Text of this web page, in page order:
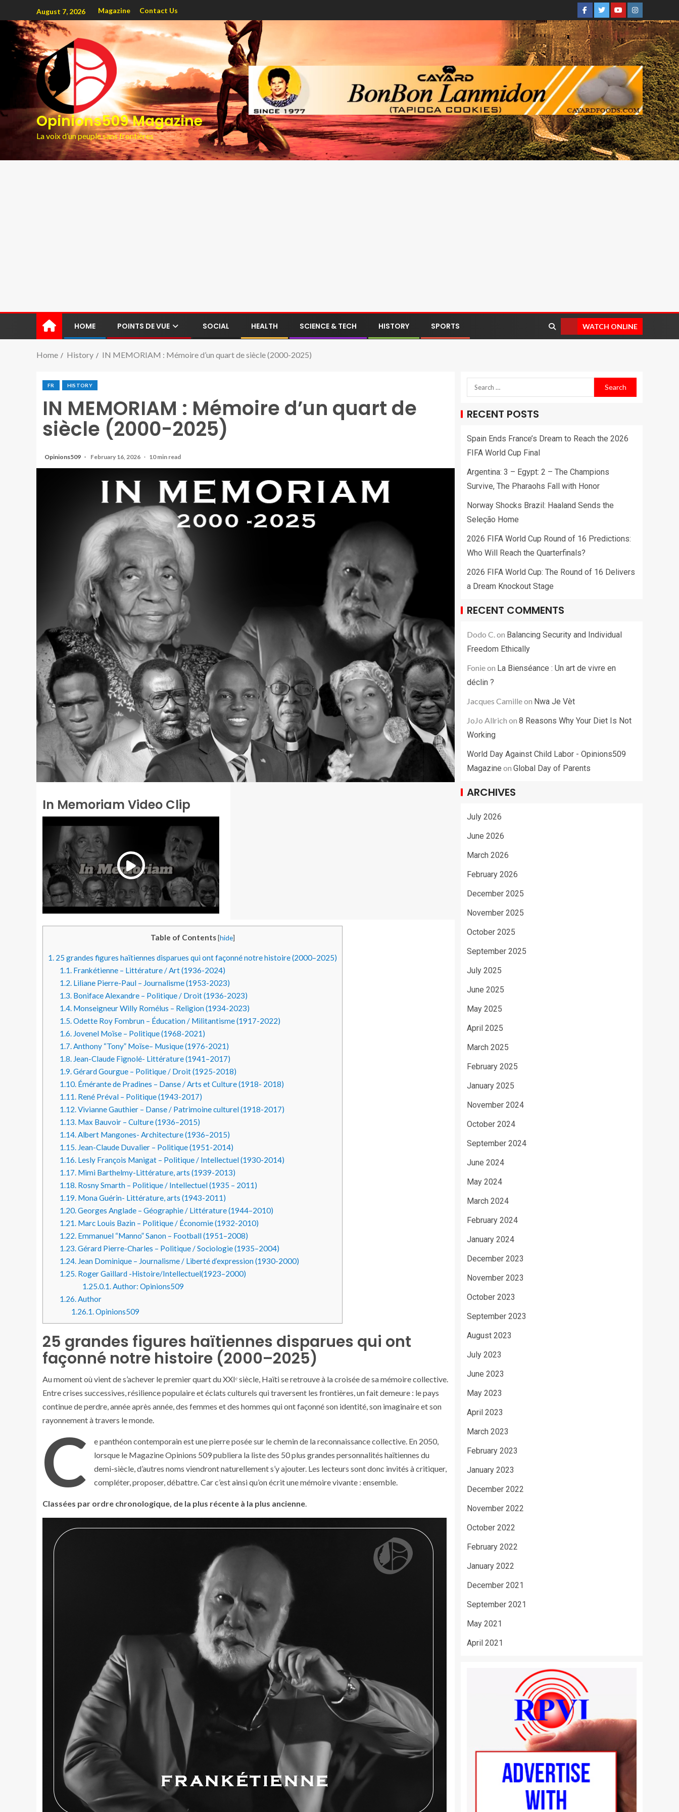
August 7, 2026 Magazine Contact Us
Opinions509 Magazine
La voix d’un peuple sans frontières
HOME POINTS DE VUE SOCIAL HEALTH SCIENCE & TECH HISTORY SPORTS WATCH ONLINE
Home History IN MEMORIAM : Mémoire d’un quart de siècle (2000-2025)
FR HISTORY
IN MEMORIAM : Mémoire d’un quart de
siècle (2000-2025)
Opinions509 February 16, 2026 10 min read
In Memoriam Video Clip
Table of Contents [hide]
1. 25 grandes figures haïtiennes disparues qui ont façonné notre histoire (2000–2025)
1.1.Frankétienne – Littérature / Art (1936-2024)
1.2.Liliane Pierre-Paul – Journalisme (1953-2023)
1.3.Boniface Alexandre – Politique / Droit (1936-2023)
1.4.Monseigneur Willy Romélus – Religion (1934-2023)
1.5.Odette Roy Fombrun – Éducation / Militantisme (1917-2022)
1.6.Jovenel Moïse – Politique (1968-2021)
1.7.Anthony “Tony” Moïse– Musique (1976-2021)
1.8.Jean-Claude Fignolé- Littérature (1941–2017)
1.9.Gérard Gourgue – Politique / Droit (1925-2018)
1.10.Émérante de Pradines – Danse / Arts et Culture (1918- 2018)
1.11.René Préval – Politique (1943-2017)
1.12.Vivianne Gauthier – Danse / Patrimoine culturel (1918-2017)
1.13.Max Bauvoir – Culture (1936–2015)
1.14.Albert Mangones- Architecture (1936–2015)
1.15.Jean-Claude Duvalier – Politique (1951-2014)
1.16.Lesly François Manigat – Politique / Intellectuel (1930-2014)
1.17.Mimi Barthelmy-Littérature, arts (1939-2013)
1.18.Rosny Smarth – Politique / Intellectuel (1935 – 2011)
1.19.Mona Guérin- Littérature, arts (1943-2011)
1.20.Georges Anglade – Géographie / Littérature (1944–2010)
1.21.Marc Louis Bazin – Politique / Économie (1932-2010)
1.22.Emmanuel “Manno” Sanon – Football (1951–2008)
1.23.Gérard Pierre-Charles – Politique / Sociologie (1935–2004)
1.24.Jean Dominique – Journalisme / Liberté d’expression (1930-2000)
1.25.Roger Gaillard -Histoire/Intellectuel(1923–2000)
1.25.0.1.Author: Opinions509
1.26.Author
1.26.1.Opinions509
25 grandes figures haïtiennes disparues qui ont
façonné notre histoire (2000–2025)
Au moment où vient de s’achever le premier quart du XXIᵉ siècle, Haïti se retrouve à la croisée de sa mémoire collective.
Entre crises successives, résilience populaire et éclats culturels qui traversent les frontières, un fait demeure : le pays
continue de perdre, année après année, des femmes et des hommes qui ont façonné son identité, son imaginaire et son
rayonnement à travers le monde.
C
e panthéon contemporain est une pierre posée sur le chemin de la reconnaissance collective. En 2050,
lorsque le Magazine Opinions 509 publiera la liste des 50 plus grandes personnalités haïtiennes du
demi-siècle, d’autres noms viendront naturellement s’y ajouter. Les lecteurs sont donc invités à critiquer,
compléter, proposer, débattre. Car c’est ainsi qu’on écrit une mémoire vivante : ensemble.
Classées par ordre chronologique, de la plus récente à la plus ancienne.
RECENT POSTS
Spain Ends France’s Dream to Reach the 2026
FIFA World Cup Final
Argentina: 3 – Egypt: 2 – The Champions
Survive, The Pharaohs Fall with Honor
Norway Shocks Brazil: Haaland Sends the
Seleção Home
2026 FIFA World Cup Round of 16 Predictions:
Who Will Reach the Quarterfinals?
2026 FIFA World Cup: The Round of 16 Delivers
a Dream Knockout Stage
RECENT COMMENTS
Dodo C.on Balancing Security and Individual
Freedom Ethically
Fonieon La Bienséance : Un art de vivre en
déclin ?
Jacques Camilleon Nwa Je Vèt
JoJo Allrich on 8 Reasons Why Your Diet Is Not
Working
World Day Against Child Labor - Opinions509
Magazine on Global Day of Parents
ARCHIVES
July 2026
June 2026
March 2026
February 2026
December 2025
November 2025
October 2025
September 2025
July 2025
June 2025
May 2025
April 2025
March 2025
February 2025
January 2025
November 2024
October 2024
September 2024
June 2024
May 2024
March 2024
February 2024
January 2024
December 2023
November 2023
October 2023
September 2023
August 2023
July 2023
June 2023
May 2023
April 2023
March 2023
February 2023
January 2023
December 2022
November 2022
October 2022
February 2022
January 2022
December 2021
September 2021
May 2021
April 2021